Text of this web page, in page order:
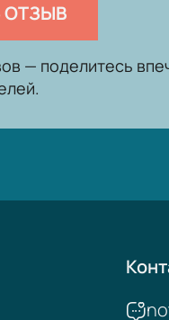
ОТЗЫВ
— поделитесь